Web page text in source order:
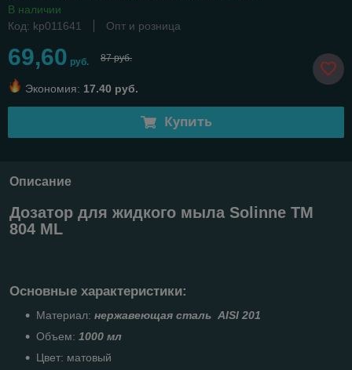
В наличии
Код: kp011641
Опт и розница
69,60 руб. 87 руб.
Экономия: 17.40 руб.
Купить
Описание
Дозатор для жидкого мыла Solinne ТМ
804 ML
Основные характеристики:
Материал: нержавеющая сталь AISI 201
Объем: 1000 мл
Цвет: матовый